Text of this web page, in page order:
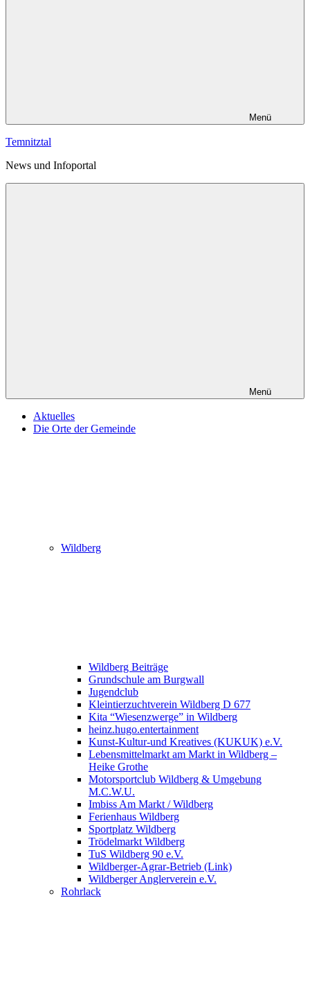
Menü
Temnitztal
News und Infoportal
Menü
Aktuelles
Die Orte der Gemeinde
Wildberg
Wildberg Beiträge
Grundschule am Burgwall
Jugendclub
Kleintierzuchtverein Wildberg D 677
Kita “Wiesenzwerge” in Wildberg
heinz.hugo.entertainment
Kunst-Kultur-und Kreatives (KUKUK) e.V.
Lebensmittelmarkt am Markt in Wildberg –
Heike Grothe
Motorsportclub Wildberg & Umgebung
M.C.W.U.
Imbiss Am Markt / Wildberg
Ferienhaus Wildberg
Sportplatz Wildberg
Trödelmarkt Wildberg
TuS Wildberg 90 e.V.
Wildberger-Agrar-Betrieb (Link)
Wildberger Anglerverein e.V.
Rohrlack